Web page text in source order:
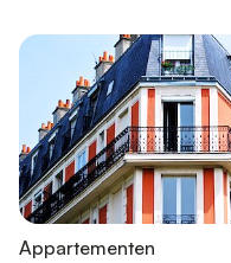
Appartementen